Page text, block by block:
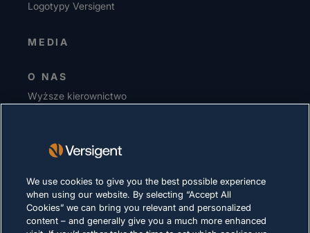
Logotypy Versigent
MEDIA
O NAS
Wyższe kierownictwo
Zrównoważony rozwój
KARIERA
PRYWATNOŚĆ
We use cookies to give you the best possible experience
when using our website. By selecting “Accept All
Cookies” we can bring you relevant and personalized
content – and generally give you a much more enhanced